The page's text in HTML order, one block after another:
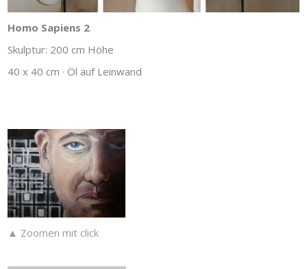
Homo Sapiens 2
Skulptur: 200 cm Höhe
40 x 40 cm · Öl auf Leinwand
▲ Zoomen mit click